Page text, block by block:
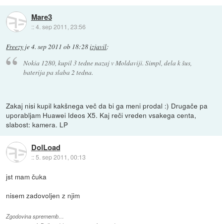
Mare3
::4. sep 2011, 23:56
Freezy je4. sep 2011 ob 18:28izjavil:
Nokia 1280, kupil 3 tedne nazaj v Moldaviji. Simpl, dela k šus,
baterija pa slaba 2 tedna.
Zakaj nisi kupil kakšnega več da bi ga meni prodal :) Drugače pa
uporabljam Huawei Ideos X5. Kaj reči vreden vsakega centa,
slabost: kamera. LP
DolLoad
::5. sep 2011, 00:13
jst mam čuka
nisem zadovoljen z njim
Zgodovina sprememb…